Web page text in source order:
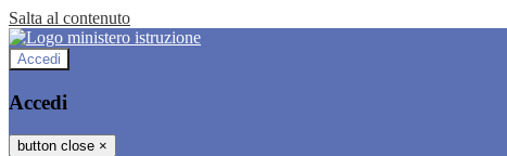
Salta al contenuto
Accedi
Accedi
button close ×